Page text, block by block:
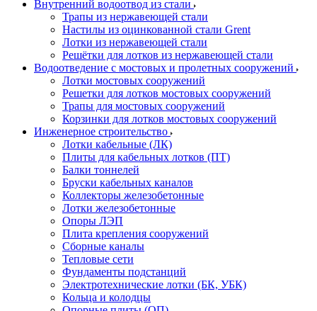
Внутренний водоотвод из стали
Трапы из нержавеющей стали
Настилы из оцинкованной стали Grent
Лотки из нержавеющей стали
Решётки для лотков из нержавеющей стали
Водоотведение с мостовых и пролетных сооружений
Лотки мостовых сооружений
Решетки для лотков мостовых сооружений
Трапы для мостовых сооружений
Корзинки для лотков мостовых сооружений
Инженерное строительство
Лотки кабельные (ЛК)
Плиты для кабельных лотков (ПТ)
Балки тоннелей
Бруски кабельных каналов
Коллекторы железобетонные
Лотки железобетонные
Опоры ЛЭП
Плита крепления сооружений
Сборные каналы
Тепловые сети
Фундаменты подстанций
Электротехнические лотки (БК, УБК)
Кольца и колодцы